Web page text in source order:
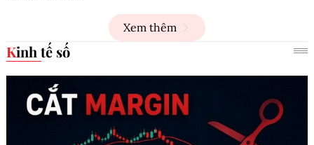
Xem thêm
Kinh tế số